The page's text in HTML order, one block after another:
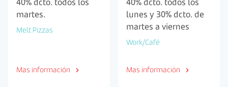
40% dcto. todos los
martes.
Melt Pizzas
Mas información
40% dcto. todos los
lunes y 30% dcto. de
martes a viernes
Work/Café
Mas información